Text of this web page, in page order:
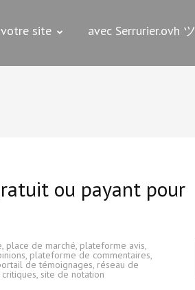
site avec Serrurier.ovh ツ
ou payant pour
, place de marché, plateforme avis,
, plateforme de commentaires,
de témoignages, réseau de
, site de notation